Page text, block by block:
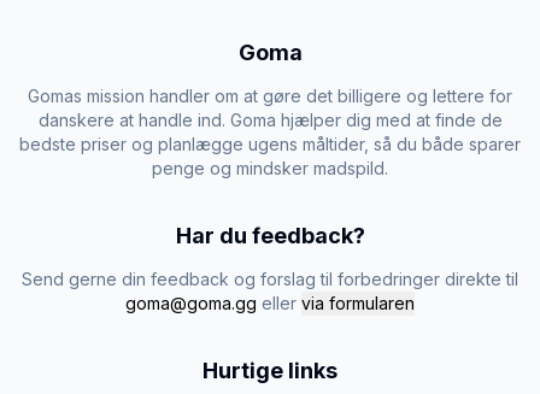
Goma
Gomas mission handler om at gøre det billigere og lettere for
danskere at handle ind. Goma hjælper dig med at finde de
bedste priser og planlægge ugens måltider, så du både sparer
penge og mindsker madspild.
Har du feedback?
Send gerne din feedback og forslag til forbedringer direkte til
goma@goma.gg eller via formularen
Hurtige links